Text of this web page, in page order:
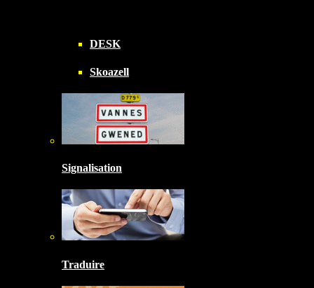
DESK
Skoazell
Signalisation
Traduire